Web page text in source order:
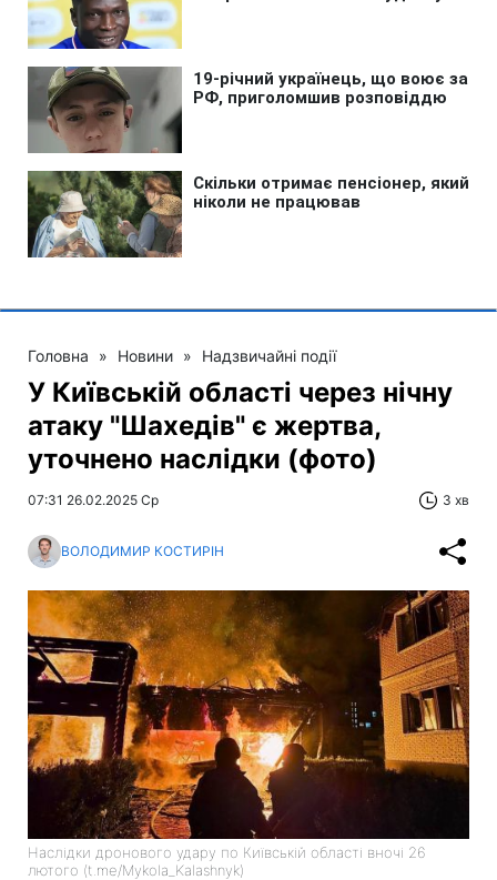
Головна » Новини » Надзвичайні події
У Київській області через нічну
атаку "Шахедів" є жертва,
уточнено наслідки (фото)
07:31 26.02.2025 Ср 3 хв
ВОЛОДИМИР КОСТИРІН
Наслідки дронового удару по Київській області вночі 26
лютого (t.me/Mykola_Kalashnyk)